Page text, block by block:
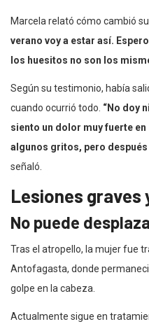
Marcela relató cómo cambió
verano voy a estar así.
los huesitos no son los
Según su testimonio, había
cuando ocurrió todo. “No doy
siento un dolor muy fuerte en
algunos gritos, pero después
señaló.
Lesiones
No puede
Tras el atropello, la mujer fue
Antofagasta, donde
golpe en la cabeza.
Actualmente sigue en